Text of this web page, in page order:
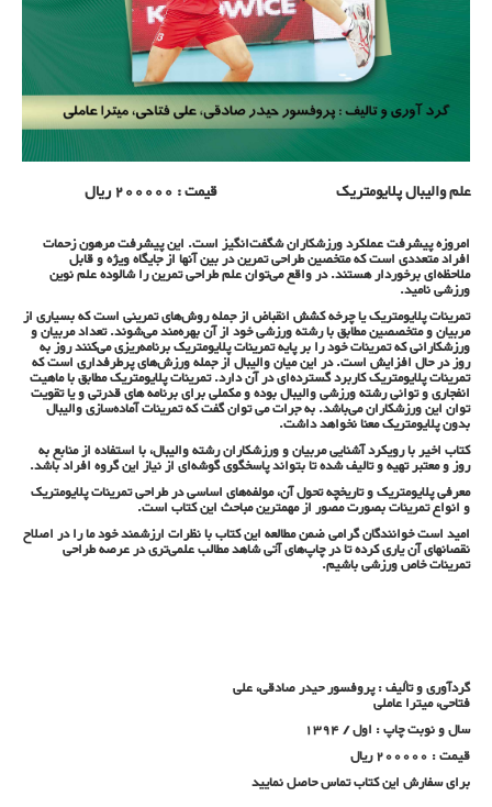
علم والیبال پلایومتریک قیمت : 200000 ریال
امروزه پیشرفت عملکرد ورزشکاران شگفت‌انگیز است. این پیشرفت مرهون زحمات
افراد متعددی است که متخصین طراحی تمرین در بین آنها از جایگاه ویژه و قابل
ملاحظه‌ای برخوردار هستند. در واقع می‌توان علم طراحی تمرین را شالوده علم نوین
ورزشی ‌نامید.
تمرینات پلایومتریک یا چرخه کشش انقباض از جمله روش‌های تمرینی است که بسیاری از
مربیان و متخصصین مطابق با رشته ورزشی خود از آن بهر‌ه‌مند می‌شوند. تعداد مربیان و
ورزشکارانی که تمرینات خود را بر پایه تمرینات پلایومتریک برنامه‌ریزی می‌کنند روز به
روز در حال افزایش است. در این میان والیبال از جمله ورزش‌های پرطرفداری است که
تمرینات پلایومتریک کاربرد گسترده‌ای در آن دارد. تمرینات پلایومتریک مطابق با ماهیت
انفجاری و توانی رشته ورزشی والیبال بوده و مکملی برای برنامه های قدرتی و یا تقویت
توان این ورزشکاران می‌باشد. به جرات می توان گفت که تمرینات آماده‌سازی والیبال
بدون پلایومتریک معنا نخواهد داشت.
کتاب اخیر با رویکرد آشنایی مربیان و ورزشکاران رشته والیبال، با استفاده از منابع به
روز و معتبر تهیه و تالیف شده تا بتواند پاسخگوی گوشه‌ای از نیاز این گروه افراد باشد.
معرفی پلایومتریک و تاریخچه تحول آن، مولفه‌های اساسی در طراحی تمرینات پلایومتریک
و انواع تمرینات بصورت مصور از مهمترین مباحث این کتاب است.
امید است خوانندگان گرامی ضمن مطالعه این کتاب با نظرات ارزشمند خود ما را در اصلاح
نقصانهای آن یاری کرده تا در چاپ‌های آتی شاهد مطالب علمی‌تری در عرصه طراحی
تمرینات خاص ورزشی باشیم.
گردآوری و تألیف :پروفسور حیدر صادقی، علی
فتاحی، میترا عاملی
سال و نوبت چاپ : اول / 1394
قیمت : 200000 ریال
برای سفارش این کتاب تماس حاصل نمایید